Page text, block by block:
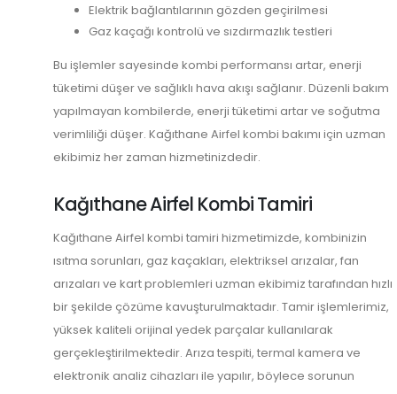
Elektrik bağlantılarının gözden geçirilmesi
Gaz kaçağı kontrolü ve sızdırmazlık testleri
Bu işlemler sayesinde kombi performansı artar, enerji
tüketimi düşer ve sağlıklı hava akışı sağlanır. Düzenli bakım
yapılmayan kombilerde, enerji tüketimi artar ve soğutma
verimliliği düşer. Kağıthane Airfel kombi bakımı için uzman
ekibimiz her zaman hizmetinizdedir.
Kağıthane Airfel Kombi Tamiri
Kağıthane Airfel kombi tamiri hizmetimizde, kombinizin
ısıtma sorunları, gaz kaçakları, elektriksel arızalar, fan
arızaları ve kart problemleri uzman ekibimiz tarafından hızlı
bir şekilde çözüme kavuşturulmaktadır. Tamir işlemlerimiz,
yüksek kaliteli orijinal yedek parçalar kullanılarak
gerçekleştirilmektedir. Arıza tespiti, termal kamera ve
elektronik analiz cihazları ile yapılır, böylece sorunun